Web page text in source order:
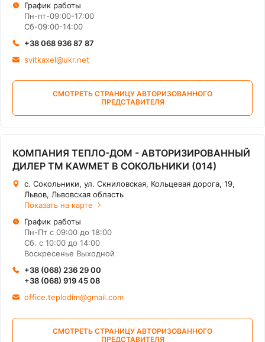
График работы
Пн-пт-09:00-17:00
Сб-09:00-14:00
+38 068 936 87 87
svitkaxel@ukr.net
СМОТРЕТЬ СТРАНИЦУ АВТОРИЗОВАННОГО
ПРЕДСТАВИТЕЛЯ
КОМПАНИЯ ТЕПЛО-ДОМ - АВТОРИЗИРОВАННЫЙ
ДИЛЕР ТМ KAWMET В СОКОЛЬНИКИ (014)
с. Сокольники, ул. Скниловская, Кольцевая дорога, 19,
Львов, Львовская область
Показать на карте
График работы
Пн-Пт с 09:00 до 18:00
Сб. с 10:00 до 14:00
Воскресенье Выходной
+38 (068) 236 29 00
+38 (068) 919 45 08
office.teplodim@gmail.com
СМОТРЕТЬ СТРАНИЦУ АВТОРИЗОВАННОГО
ПРЕДСТАВИТЕЛЯ